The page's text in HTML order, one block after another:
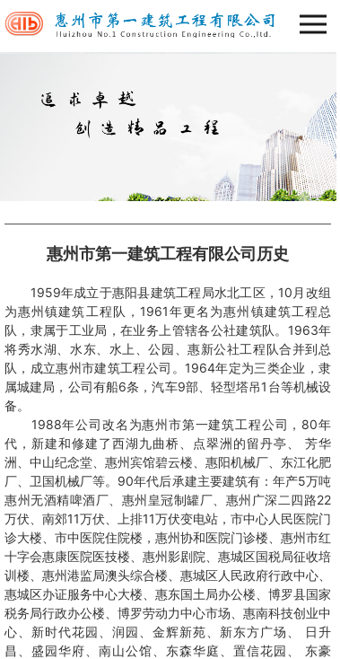
惠州市第一建筑工程有限公司历史
1959年成立于惠阳县建筑工程局水北工区，10月改组
为惠州镇建筑工程队，1961年更名为惠州镇建筑工程总
队，隶属于工业局，在业务上管辖各公社建筑队。1963年
将秀水湖、水东、水上、公园、惠新公社工程队合并到总
队，成立惠州市建筑工程公司。1964年定为三类企业，隶
属城建局，公司有船6条，汽车9部、轻型塔吊1台等机械设
备。
1988年公司改名为惠州市第一建筑工程公司，80年
代，新建和修建了西湖九曲桥、点翠洲的留丹亭、 芳华
洲、中山纪念堂、惠州宾馆碧云楼、惠阳机械厂、东江化肥
厂、卫国机械厂等。90年代后承建主要建筑有：年产5万吨
惠州无酒精啤酒厂、惠州皇冠制罐厂、惠州广深二四路22
万伏、南郊11万伏、上排11万伏变电站，市中心人民医院门
诊大楼、市中医院住院楼，惠州协和医院门诊楼、惠州市红
十字会惠康医院医技楼、惠州影剧院、惠城区国税局征收培
训楼、惠州港监局澳头综合楼、惠城区人民政府行政中心、
惠城区办证服务中心大楼、惠东国土局办公楼、博罗县国家
税务局行政办公楼、博罗劳动力中心市场、惠南科技创业中
心、新时代花园、润园、金辉新苑、新东方广场、 日升
昌、盛园华府、南山公馆、东森华庭、置信花园、 东豪